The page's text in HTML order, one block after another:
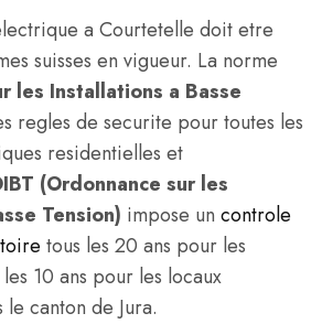
a Courtetelle doit etre
suisses en vigueur. La norme
les Installations a Basse
regles de securite pour toutes les
residentielles et
(Ordonnance sur les
Tension) impose un controle
tous les 20 ans pour les
10 ans pour les locaux
canton de Jura.